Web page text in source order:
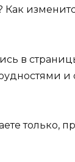
в
и
только,